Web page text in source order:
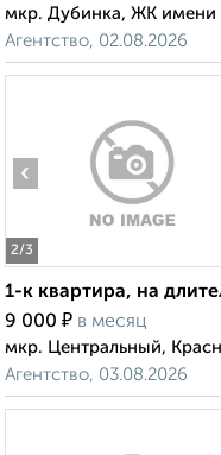
мкр. Дубинка, ЖК имени
Агентство, 02.08.2026
2/3
‹
1-к квартира, на
9 000 ₽ в месяц
мкр. Центральный,
Агентство, 03.08.2026